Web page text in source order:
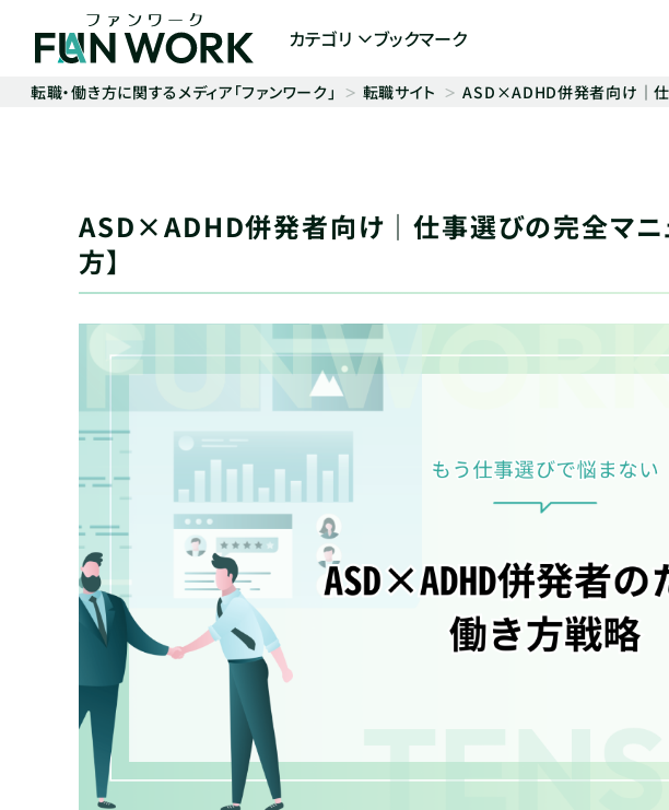
カテゴリ ブックマーク
転職・働き方に関するメディア「ファンワーク」 転職サイト ASD×ADHD併発者向け｜仕
ASD×ADHD併発者向け｜仕事選びの完全マニ
方】